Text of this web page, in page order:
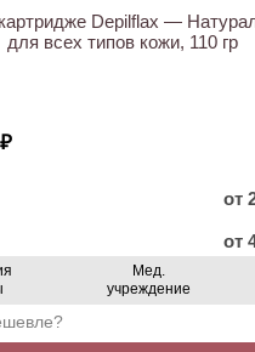
Depilflax —
для всех типов кожи, 110 гр
₽
от
от
Мед.
учреждение